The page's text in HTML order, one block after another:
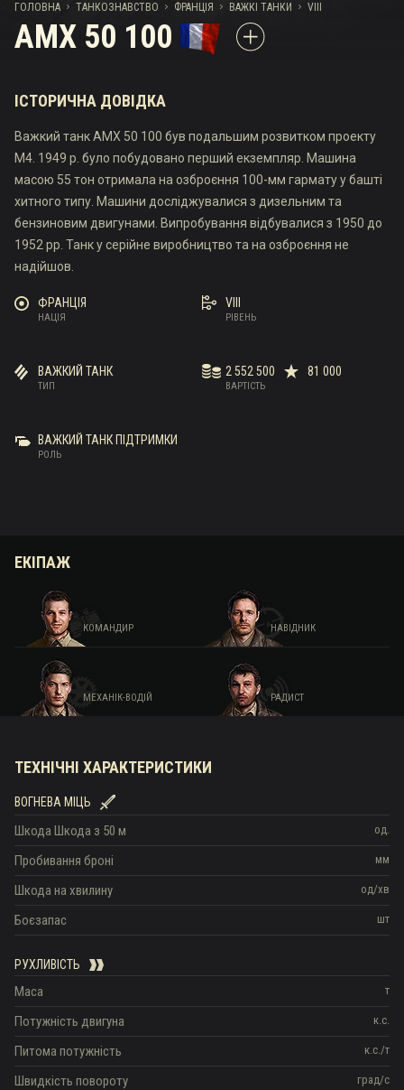
ГОЛОВНА ТАНКОЗНАВСТВО ФРАНЦІЯ ВАЖКІ ТАНКИ VIII
AMX 50 100
ІСТОРИЧНА ДОВІДКА
Важкий танк AMX 50 100 був подальшим розвитком проекту
M4. 1949 р. було побудовано перший екземпляр. Машина
масою 55 тон отримала на озброєння 100-мм гармату у башті
хитного типу. Машини досліджувалися з дизельним та
бензиновим двигунами. Випробування відбувалися з 1950 до
1952 рр. Танк у серійне виробництво та на озброєння не
надійшов.
НАЦІЯ
ФРАНЦІЯ
РІВЕНЬ
VIII
ТИП
ВАЖКИЙ ТАНК
ВАРТІСТЬ
2 552 500 81 000
РОЛЬ
ВАЖКИЙ ТАНК ПІДТРИМКИ
ЕКІПАЖ
КОМАНДИР НАВІДНИК
МЕХАНІК-ВОДІЙ РАДИСТ
ТЕХНІЧНІ ХАРАКТЕРИСТИКИ
ВОГНЕВА МІЦЬ
од.
Шкода Шкода з 50 м
мм
Пробивання броні
од/хв
Шкода на хвилину
шт
Боєзапас
РУХЛИВІСТЬ
т
Маса
к.с.
Потужність двигуна
к.с./т
Питома потужність
град/с
Швидкість повороту